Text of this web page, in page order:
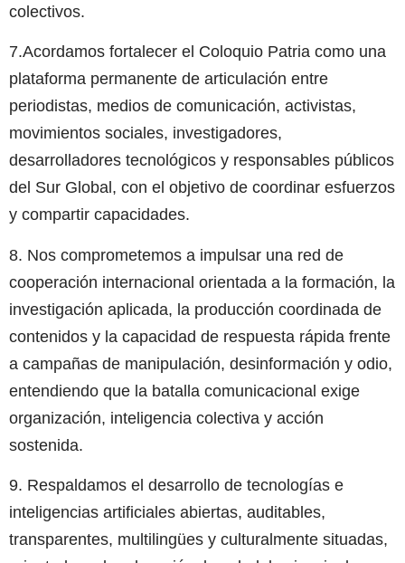
colectivos.
7.Acordamos fortalecer el Coloquio Patria como una
plataforma permanente de articulación entre
periodistas, medios de comunicación, activistas,
movimientos sociales, investigadores,
desarrolladores tecnológicos y responsables públicos
del Sur Global, con el objetivo de coordinar esfuerzos
y compartir capacidades.
8. Nos comprometemos a impulsar una red de
cooperación internacional orientada a la formación, la
investigación aplicada, la producción coordinada de
contenidos y la capacidad de respuesta rápida frente
a campañas de manipulación, desinformación y odio,
entendiendo que la batalla comunicacional exige
organización, inteligencia colectiva y acción
sostenida.
9. Respaldamos el desarrollo de tecnologías e
inteligencias artificiales abiertas, auditables,
transparentes, multilingües y culturalmente situadas,